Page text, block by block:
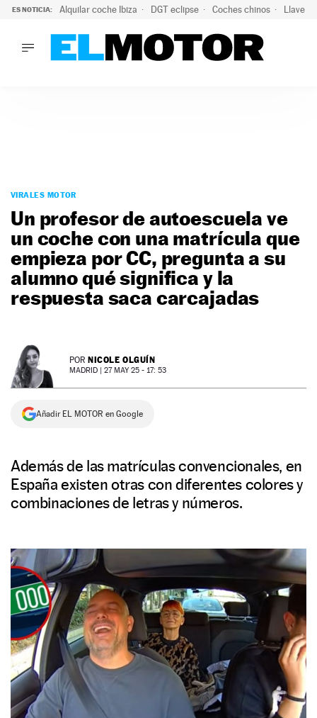
ES NOTICIA: Alquilar coche Ibiza DGT eclipse Coches chinos Llaves
PODCAST
MOTOS
TECNOLOGÍA
SUPERCOCHES
MOTORTV
SERVICIOS
SÍGUENOS
VIRALES MOTOR
Un profesor de autoescuela ve
un coche con una matrícula que
empieza por CC, pregunta a su
alumno qué significa y la
respuesta saca carcajadas
POR NICOLE OLGUÍN
MADRID | 27 MAY 25 - 17: 53
Añadir EL MOTOR en Google
Además de las matrículas convencionales, en
España existen otras con diferentes colores y
combinaciones de letras y números.